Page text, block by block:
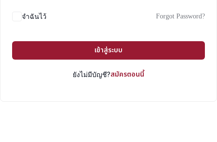
จำฉันไว้ Forgot Password?
เข้าสู่ระบบ
ยังไม่มีบัญชี?สมัครตอนนี้